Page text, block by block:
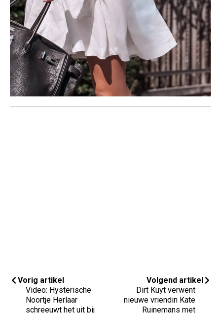
Vorig artikel
Video: Hysterische
Noortje Herlaar
schreeuwt het uit bij
Volgend artikel
Dirt Kuyt verwent
nieuwe vriendin Kate
Ruinemans met